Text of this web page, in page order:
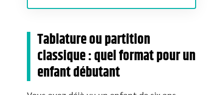
Tablature ou partition
classique : quel format pour un
enfant débutant